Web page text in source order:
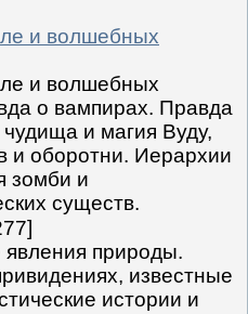
и волшебных
и волшебных
о вампирах. Правда
и магия Вуду,
и оборотни. Иерархии
зомби и
существ.
природы.
известные
истории и